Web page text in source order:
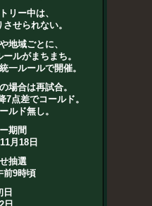
リー中は、
せられない。
地域ごとに、
ルがまちまち。
一ルールで開催。
場合は再試合。
7点差でコールド。
ルド無し。
期間
月18日
抽選
前9時頃
日